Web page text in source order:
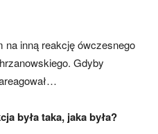
na inną reakcję ówczesnego
Gdyby
była taka, jaka była?